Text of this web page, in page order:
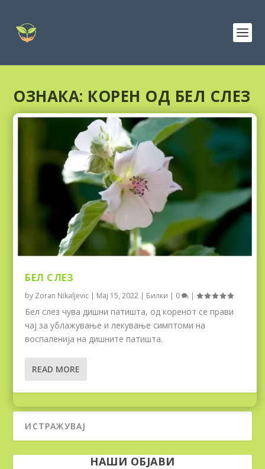
ОЗНАКА: КОРЕН ОД БЕЛ СЛЕЗ
БЕЛ СЛЕЗ
by Zoran Nikaljevic | Мај 15, 2022 | Билки | 0 |
Бел слез чува дишни патишта, од коренот се прави
чај за ублажување и лекување симптоми на
воспаленија на дишните патишта.
READ MORE
НАШИ ОБЈАВИ